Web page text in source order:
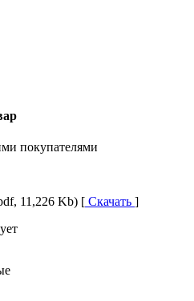
покупателями
11,226 Kb) [ Скачать ]